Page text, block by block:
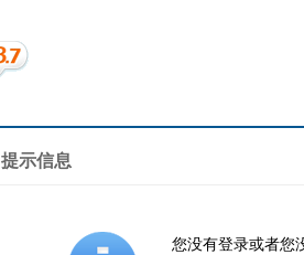
提示信息
您没有登录或者您